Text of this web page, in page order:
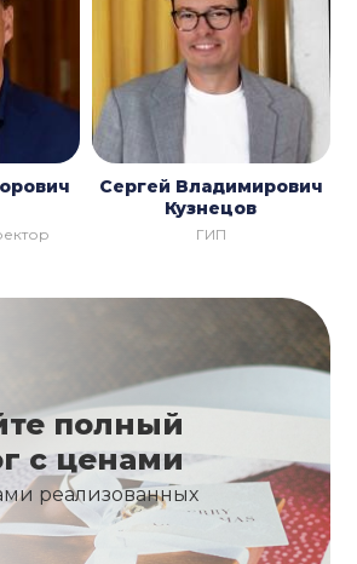
Сергей Владимирович
Кузнецов
ГИП
полный
с ценами
реализованных